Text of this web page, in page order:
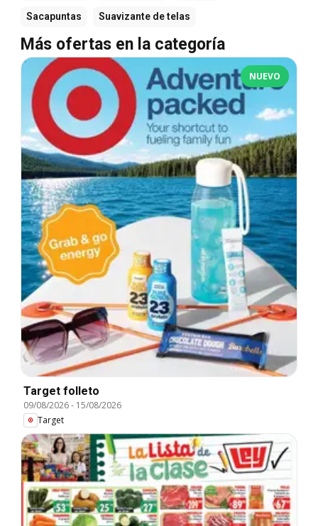
Sacapuntas Suavizante de telas
Más ofertas en la categoría
NUEVO
Target folleto
09/08/2026- 15/08/2026
Target